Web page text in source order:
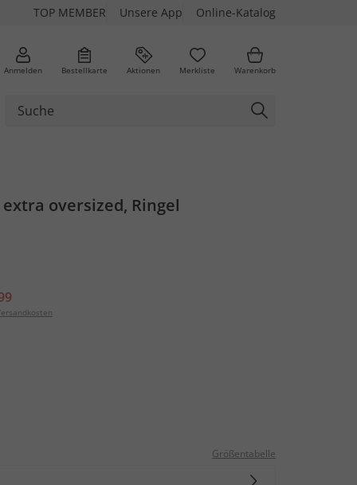
TOP MEMBER Unsere App Online-Katalog
Anmelden Bestellkarte Aktionen Merkliste Warenkorb
oversized, Ringel
Größentabelle